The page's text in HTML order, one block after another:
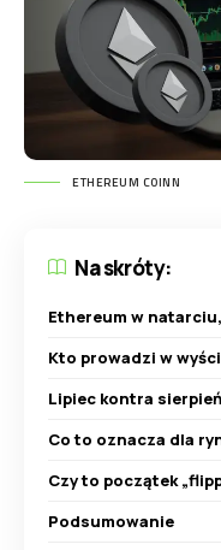
ETHEREUM COINN
Na skróty:
Ethereum w
Kto prowadzi w
Lipiec kontra
Co to oznacza dla
Czy to początek
Podsumowanie